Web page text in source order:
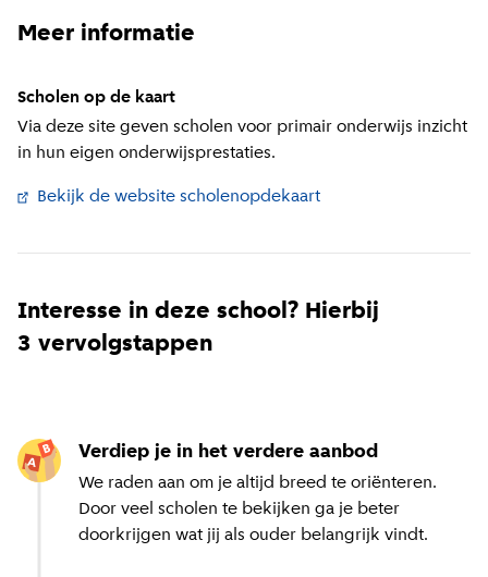
Meer informatie
Scholen op de kaart
Via deze site geven scholen voor primair onderwijs inzicht
in hun eigen onderwijsprestaties.
Bekijk de website scholenopdekaart
Interesse in deze school? Hierbij
3 vervolgstappen
Verdiep je in het verdere aanbod
We raden aan om je altijd breed te oriënteren.
Door veel scholen te bekijken ga je beter
doorkrijgen wat jij als ouder belangrijk vindt.